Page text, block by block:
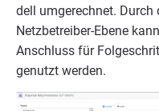
dell umge­rech­net.
Netz­be­trei­ber-Ebe­ne
Anschluss für
genutzt werden.